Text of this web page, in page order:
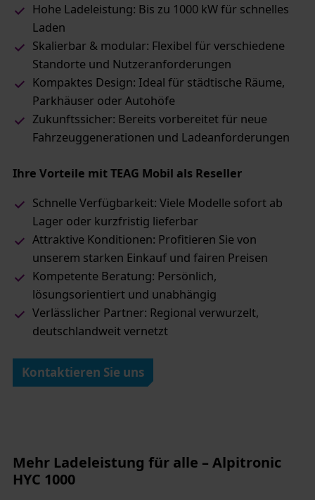
Hohe Ladeleistung: Bis zu 1000 kW für schnelles
Laden
Skalierbar & modular: Flexibel für verschiedene
Standorte und Nutzeranforderungen
Kompaktes Design: Ideal für städtische Räume,
Parkhäuser oder Autohöfe
Zukunftssicher: Bereits vorbereitet für neue
Fahrzeuggenerationen und Ladeanforderungen
Ihre Vorteile mit TEAG Mobil als Reseller
Schnelle Verfügbarkeit: Viele Modelle sofort ab
Lager oder kurzfristig lieferbar
Attraktive Konditionen: Profitieren Sie von
unserem starken Einkauf und fairen Preisen
Kompetente Beratung: Persönlich,
lösungsorientiert und unabhängig
Verlässlicher Partner: Regional verwurzelt,
deutschlandweit vernetzt
Kontaktieren Sie uns
Mehr Ladeleistung für alle – Alpitronic
HYC 1000